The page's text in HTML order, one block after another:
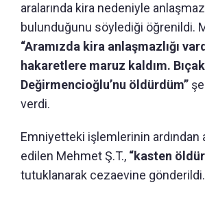
aralarında kira nedeniyle
bulunduğunu söylediği öğrenildi.
“Aramızda kira anlaşmazlığı
hakaretlere maruz kaldım.
Değirmencioğlu’nu öldürdüm”
verdi.
Emniyetteki işlemlerinin ardından
edilen Mehmet Ş.T., “kasten
tutuklanarak cezaevine gönderildi.